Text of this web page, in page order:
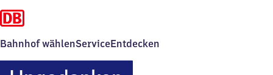
Bahnhof wählenServiceEntdecken